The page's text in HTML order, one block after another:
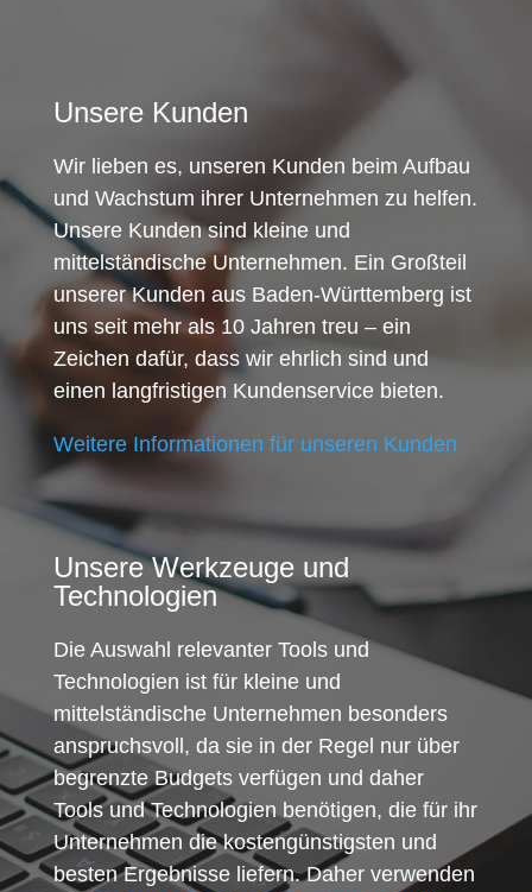
Unsere Kunden
Wir lieben es, unseren Kunden beim Aufbau
und Wachstum ihrer Unternehmen zu helfen.
Unsere Kunden sind kleine und
mittelständische Unternehmen. Ein Großteil
unserer Kunden aus Baden-Württemberg ist
uns seit mehr als 10 Jahren treu – ein
Zeichen dafür, dass wir ehrlich sind und
einen langfristigen Kundenservice bieten.
Weitere Informationen für unseren Kunden
Unsere Werkzeuge und
Technologien
Die Auswahl relevanter Tools und
Technologien ist für kleine und
mittelständische Unternehmen besonders
anspruchsvoll, da sie in der Regel nur über
begrenzte Budgets verfügen und daher
Tools und Technologien benötigen, die für ihr
Unternehmen die kostengünstigsten und
besten Ergebnisse liefern. Daher verwenden